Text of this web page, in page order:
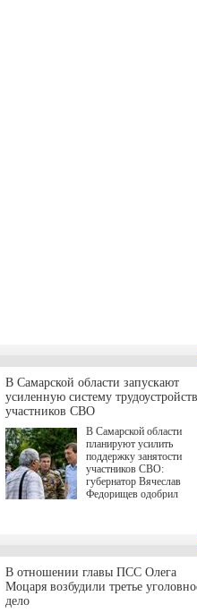
В Самарской области запускают
усиленную систему
участников СВО
В Самарской области
планируют усилить
поддержку занятости
участников СВО:
губернатор Вячеслав
Федорищев одобрил
Живайкина,
на трудоустройство и
спокойную адаптацию к
мирной жизни.
В отношении главы ПСС Олега
Моцаря возбудили третье
дело